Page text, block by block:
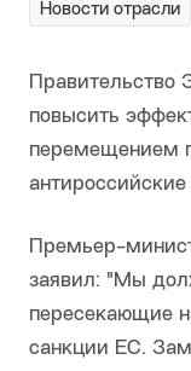
Новости отрасли
Правительство
повысить
перемещением
Премьер-
заявил: "Мы
пересекающие
санкции ЕС.